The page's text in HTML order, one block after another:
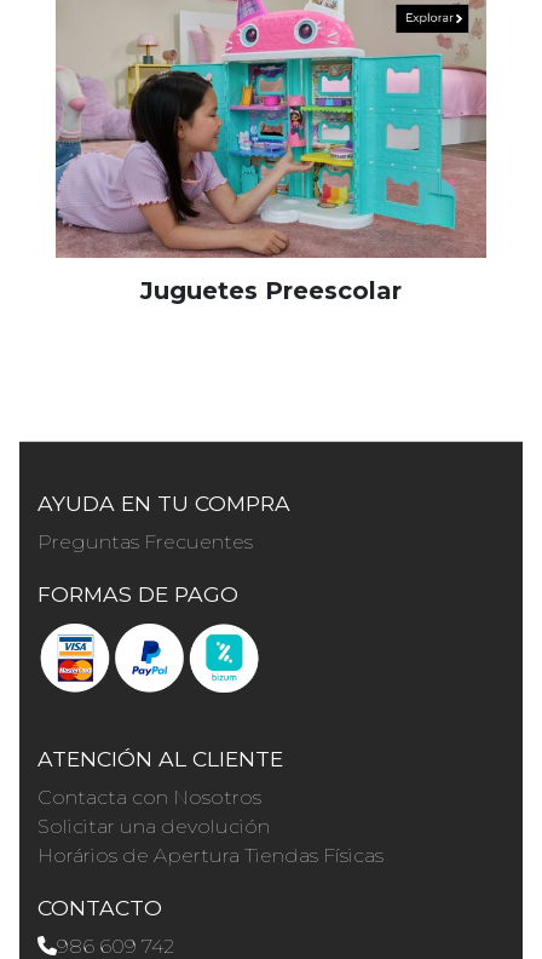
Juguetes Preescolar
AYUDA EN TU COMPRA
Preguntas Frecuentes
FORMAS DE PAGO
ATENCIÓN AL CLIENTE
Contacta con Nosotros
Solicitar una devolución
Horários de Apertura Tiendas Físicas
CONTACTO
986 609 742